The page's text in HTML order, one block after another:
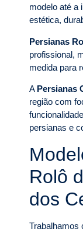
modelo até a
estética,
Persianas
profissional,
medida para
A Persianas
região com
persianas e
Rolô
dos
Trabalhamos